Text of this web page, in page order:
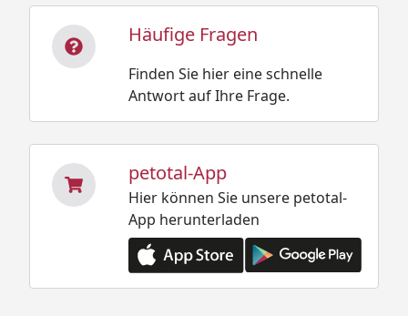
Häufige Fragen
Finden Sie hier eine schnelle
Antwort auf Ihre Frage.
petotal-App
Hier können Sie unsere petotal-
App herunterladen